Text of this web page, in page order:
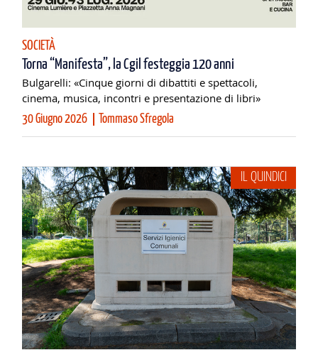
SOCIETÀ
Torna “Manifesta”, la Cgil festeggia 120 anni
Bulgarelli: «Cinque giorni di dibattiti e spettacoli,
cinema, musica, incontri e presentazione di libri»
30 Giugno 2026 Tommaso Sfregola
IL QUINDICI